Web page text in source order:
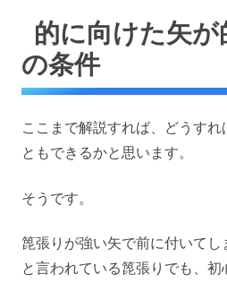
的に向けた矢
の条件
ここまで解説すれば、どうす
ともできるかと思います。
そうです。
箆張りが強い矢で前に付いて
と言われている箆張りでも、